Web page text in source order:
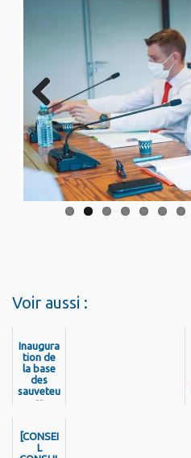
Previo
us
Voir aussi :
Inaugura
tion de
la base
des
sauveteu
rs
héliporté
s à
[CONSEI
L